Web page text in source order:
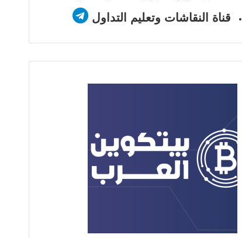
قناة النقاشات وتعليم التداول